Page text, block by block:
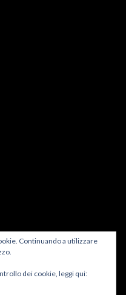
Continuando a utilizzare
dei cookie, leggi qui: